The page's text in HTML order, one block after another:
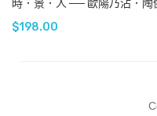
時．景．人 ── 歐陽乃沾．陶
$198.00